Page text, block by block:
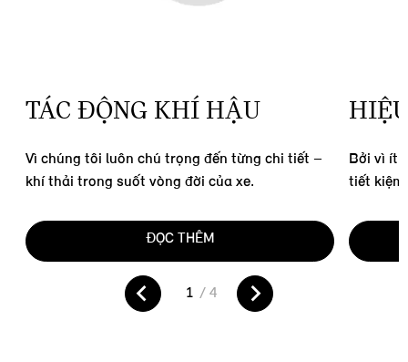
TÁC ĐỘNG KHÍ HẬU
Vì chúng tôi luôn chú trọng đến từng chi tiết –
khí thải trong suốt vòng đời của xe.
ĐỌC THÊM
Bởi vì ít
tiết kiệm